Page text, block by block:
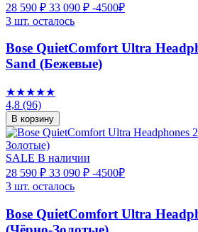
28 590 ₽ 33 090 ₽ -4500₽
3 шт. осталось
Bose QuietComfort Ultra
Sand (Бежевые)
★★★★★
4,8 (96)
В корзину
SALE В наличии
28 590 ₽ 33 090 ₽ -4500₽
3 шт. осталось
Bose QuietComfort Ultra